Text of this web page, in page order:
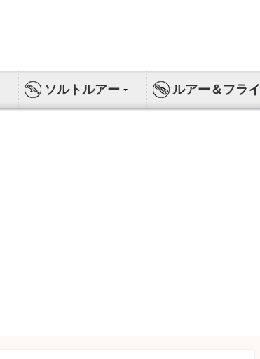
ソルトルアー ルアー＆フライ